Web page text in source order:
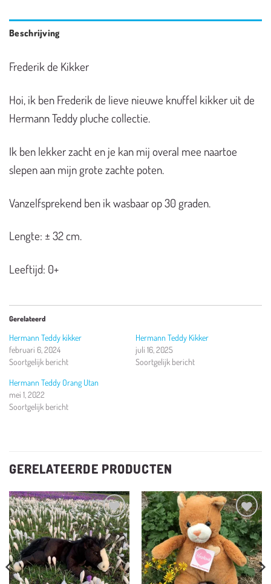
Beschrijving
Frederik de Kikker
Hoi, ik ben Frederik de lieve nieuwe knuffel kikker uit de
Hermann Teddy pluche collectie.
Ik ben lekker zacht en je kan mij overal mee naartoe
slepen aan mijn grote zachte poten.
Vanzelfsprekend ben ik wasbaar op 30 graden.
Lengte: ± 32 cm.
Leeftijd: 0+
Gerelateerd
Hermann Teddy kikker
februari 6, 2024
Soortgelijk bericht
Hermann Teddy Kikker
juli 16, 2025
Soortgelijk bericht
Hermann Teddy Orang Utan
mei 1, 2022
Soortgelijk bericht
GERELATEERDE PRODUCTEN
Toevoegen
aan
verlanglijst
Toevoegen
aan
verlanglijst